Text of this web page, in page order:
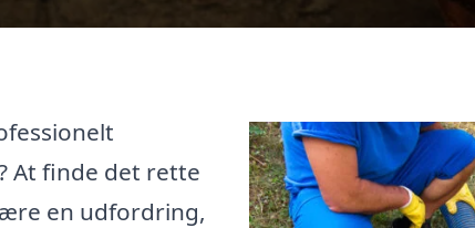
At finde det rette
en udfordring,